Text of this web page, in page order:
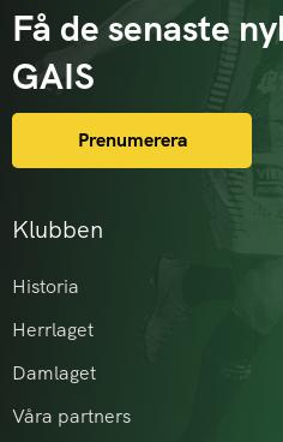
Klubben
Historia
Herrlaget
Damlaget
Våra partners
Få de senaste
GAIS
Prenumerera